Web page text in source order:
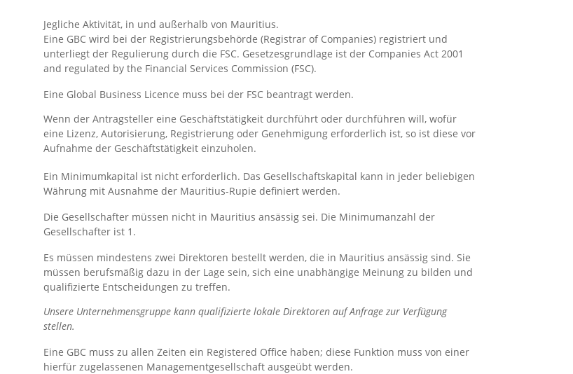
Jegliche Aktivität, in und außerhalb von Mauritius.
Eine GBC wird bei der Registrierungsbehörde (Registrar of Companies) registriert und
unterliegt der Regulierung durch die FSC. Gesetzesgrundlage ist der Companies Act 2001
and regulated by the Financial Services Commission (FSC).
Eine Global Business Licence muss bei der FSC beantragt werden.
Wenn der Antragsteller eine Geschäftstätigkeit durchführt oder durchführen will, wofür
eine Lizenz, Autorisierung, Registrierung oder Genehmigung erforderlich ist, so ist diese vor
Aufnahme der Geschäftstätigkeit einzuholen.
Ein Minimumkapital ist nicht erforderlich. Das Gesellschaftskapital kann in jeder beliebigen
Währung mit Ausnahme der Mauritius-Rupie definiert werden.
Die Gesellschafter müssen nicht in Mauritius ansässig sei. Die Minimumanzahl der
Gesellschafter ist 1.
Es müssen mindestens zwei Direktoren bestellt werden, die in Mauritius ansässig sind. Sie
müssen berufsmäßig dazu in der Lage sein, sich eine unabhängige Meinung zu bilden und
qualifizierte Entscheidungen zu treffen.
Unsere Unternehmensgruppe kann qualifizierte lokale Direktoren auf Anfrage zur Verfügung
stellen.
Eine GBC muss zu allen Zeiten ein Registered Office haben; diese Funktion muss von einer
hierfür zugelassenen Managementgesellschaft ausgeübt werden.